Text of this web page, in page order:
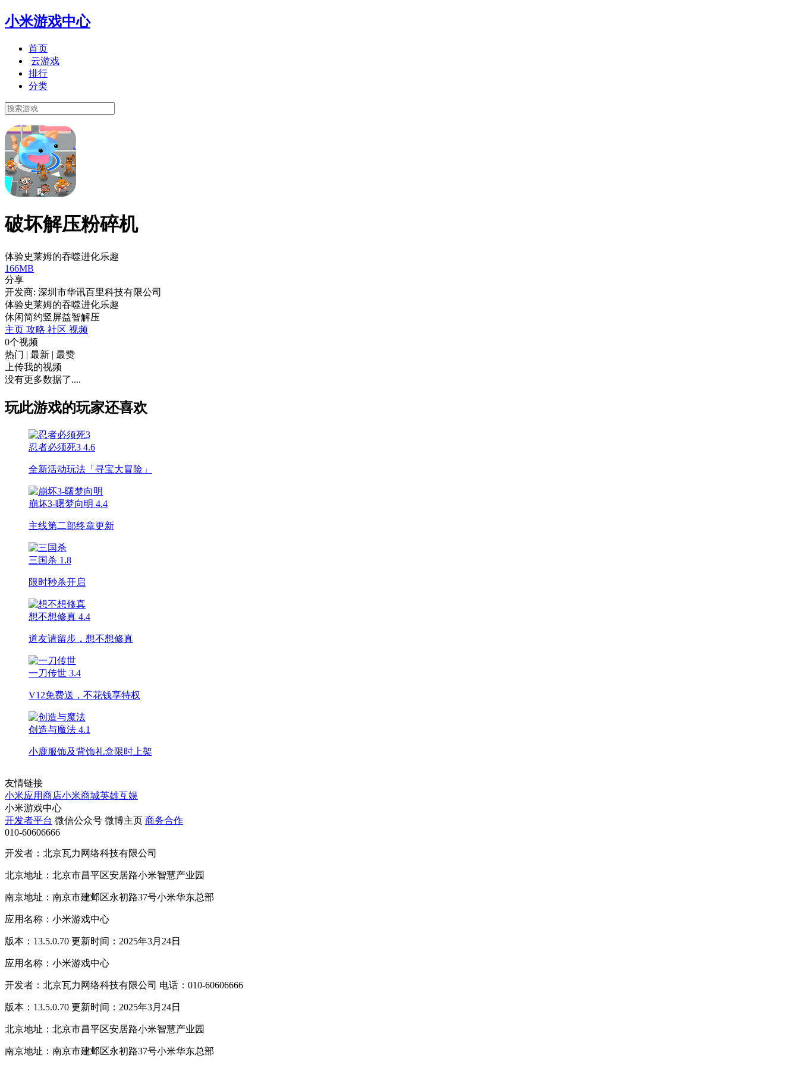
小米游戏中心
首页
云游戏
排行
分类
破坏解压粉碎机
体验史莱姆的吞噬进化乐趣
166MB
分享
开发商: 深圳市华讯百里科技有限公司
体验史莱姆的吞噬进化乐趣
休闲简约竖屏益智解压
主页 攻略 社区 视频
0个视频
热门 | 最新 | 最赞
上传我的视频
没有更多数据了....
玩此游戏的玩家还喜欢
忍者必须死3 4.6
全新活动玩法「寻宝大冒险」
崩坏3-曙梦向明 4.4
主线第二部终章更新
三国杀 1.8
限时秒杀开启
想不想修真 4.4
道友请留步，想不想修真
一刀传世 3.4
V12免费送，不花钱享特权
创造与魔法 4.1
小鹿服饰及背饰礼盒限时上架
友情链接
小米应用商店小米商城英雄互娱
小米游戏中心
开发者平台 微信公众号 微博主页 商务合作
010-60606666
开发者：北京瓦力网络科技有限公司
北京地址：北京市昌平区安居路小米智慧产业园
南京地址：南京市建邺区永初路37号小米华东总部
应用名称：小米游戏中心
版本：13.5.0.70 更新时间：2025年3月24日
应用名称：小米游戏中心
开发者：北京瓦力网络科技有限公司 电话：010-60606666
版本：13.5.0.70 更新时间：2025年3月24日
北京地址：北京市昌平区安居路小米智慧产业园
南京地址：南京市建邺区永初路37号小米华东总部